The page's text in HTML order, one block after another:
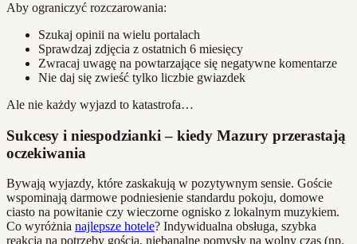
Aby ograniczyć rozczarowania:
Szukaj opinii na wielu portalach
Sprawdzaj zdjęcia z ostatnich 6 miesięcy
Zwracaj uwagę na powtarzające się negatywne komentarze
Nie daj się zwieść tylko liczbie gwiazdek
Ale nie każdy wyjazd to katastrofa…
Sukcesy i niespodzianki – kiedy Mazury przerastają
oczekiwania
Bywają wyjazdy, które zaskakują w pozytywnym sensie. Goście
wspominają darmowe podniesienie standardu pokoju, domowe
ciasto na powitanie czy wieczorne ognisko z lokalnym muzykiem.
Co wyróżnia najlepsze hotele? Indywidualna obsługa, szybka
reakcja na potrzeby gościa, niebanalne pomysły na wolny czas (np.